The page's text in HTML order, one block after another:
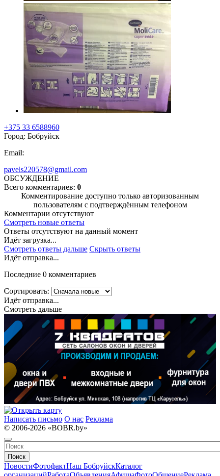
+375 33 6588960
Город: Бобруйск
Email:
pavels220578@gmail.com
ОБСУЖДЕНИЕ
Всего комментариев: 0
Комментирование доступно только авторизованным
пользователям с подтверждённым телефоном
Комментарии отсутствуют
Смотреть новые ответы
Ответы отсутствуют на данный момент
Идёт загрузка...
Смотреть ответы дальше Скрыть ответы
Идёт отправка...
Последние 0 комментариев
Сортировать:
Идёт отправка...
Смотреть дальше
Написать письмо О нас Реклама
© 2006-2026 «BOBR.by»
Поиск
НовостиФотофактНаш БобруйскКаталог